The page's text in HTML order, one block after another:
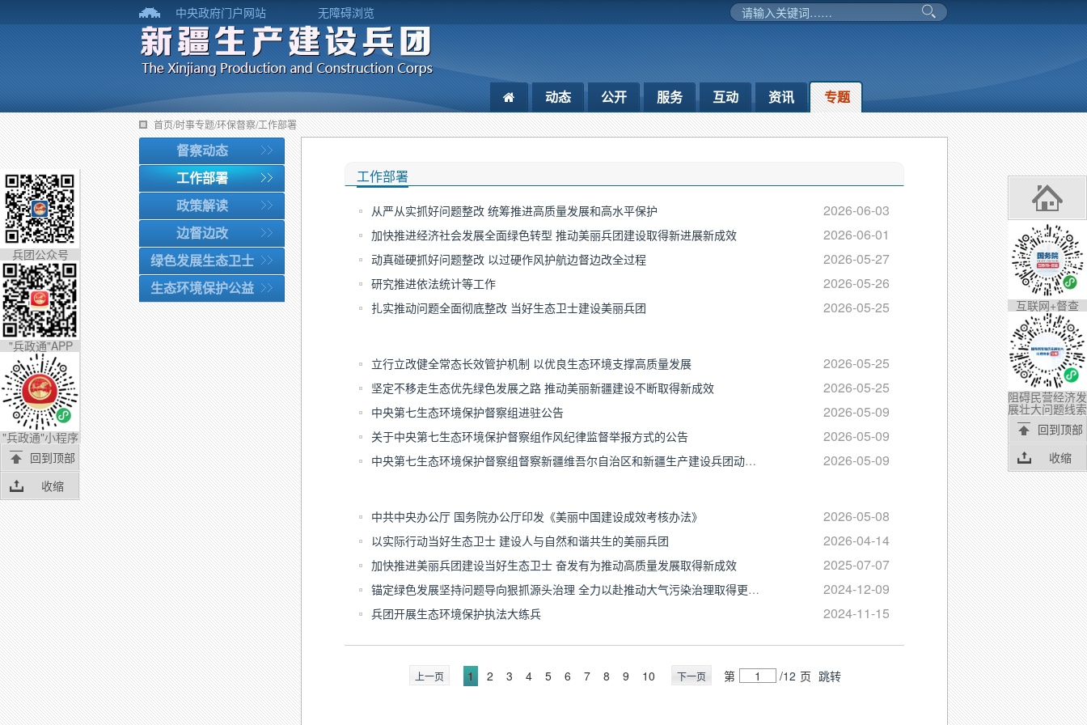
中央政府门户网站 无障碍浏览
动态 公开 服务 互动 资讯 专题
首页/时事专题/环保督察/工作部署
督察动态
工作部署
政策解读
边督边改
绿色发展生态卫士
生态环境保护公益
工作部署
从严从实抓好问题整改 统筹推进高质量发展和高水平保护 2026-06-03
加快推进经济社会发展全面绿色转型 推动美丽兵团建设取得新进展新成效 2026-06-01
动真碰硬抓好问题整改 以过硬作风护航边督边改全过程 2026-05-27
研究推进依法统计等工作 2026-05-26
扎实推动问题全面彻底整改 当好生态卫士建设美丽兵团 2026-05-25
立行立改健全常态长效管护机制 以优良生态环境支撑高质量发展 2026-05-25
坚定不移走生态优先绿色发展之路 推动美丽新疆建设不断取得新成效 2026-05-25
中央第七生态环境保护督察组进驻公告 2026-05-09
关于中央第七生态环境保护督察组作风纪律监督举报方式的公告 2026-05-09
中央第七生态环境保护督察组督察新疆维吾尔自治区和新疆生产建设兵团动员会在乌鲁木齐召开 2026-05-09
中共中央办公厅 国务院办公厅印发《美丽中国建设成效考核办法》 2026-05-08
以实际行动当好生态卫士 建设人与自然和谐共生的美丽兵团 2026-04-14
加快推进美丽兵团建设当好生态卫士 奋发有为推动高质量发展取得新成效 2025-07-07
锚定绿色发展坚持问题导向狠抓源头治理 全力以赴推动大气污染治理取得更大成效 2024-12-09
兵团开展生态环境保护执法大练兵 2024-11-15
上一页 1 2 3 4 5 6 7 8 9 10 下一页 第 /12 页 跳转
互联网+督查
阻碍民营经济发
展壮大问题线索
回到顶部
收缩
兵团公众号
"兵政通"APP
"兵政通"小程序
回到顶部
收缩